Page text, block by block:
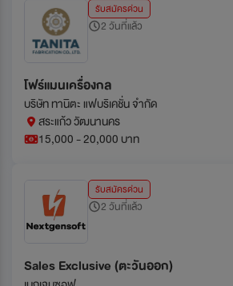
รับสมัครด่วน
2 วันที่แล้ว
โฟร์แมนเครื่องกล
บริษัท ทานิตะ แฟบริเคชั่น จำกัด
สระแก้ว วัฒนานคร
15,000 - 20,000 บาท
รับสมัครด่วน
2 วันที่แล้ว
Sales Exclusive (ตะวันออก)